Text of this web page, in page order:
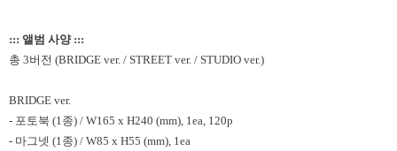
::: 앨범 사양 :::
총 3버전 (BRIDGE ver. / STREET ver. / STUDIO ver.)
BRIDGE ver.
- 포토북 (1종) / W165 x H240 (mm), 1ea, 120p
- 마그넷 (1종) / W85 x H55 (mm), 1ea